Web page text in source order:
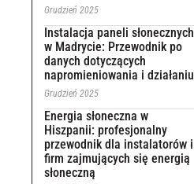
Grudzień 2025
Instalacja paneli słonecznych
w Madrycie: Przewodnik po
danych dotyczących
napromieniowania i działaniu
Grudzień 2025
Energia słoneczna w
Hiszpanii: profesjonalny
przewodnik dla instalatorów i
firm zajmujących się energią
słoneczną